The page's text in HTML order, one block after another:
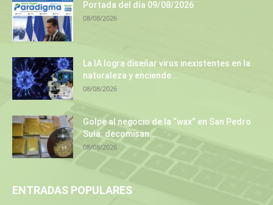
Portada del día 09/08/2026
08/08/2026
La IA logra diseñar virus inexistentes en la
naturaleza y enciende...
08/08/2026
Golpe al negocio de la “wax” en San Pedro
Sula: decomisan...
08/08/2026
ENTRADAS POPULARES